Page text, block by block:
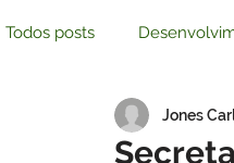
Todos posts
Jones